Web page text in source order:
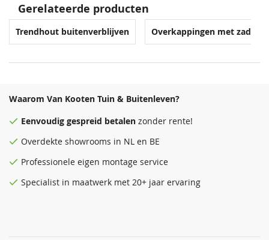
Gerelateerde producten
Trendhout buitenverblijven Overkappingen met
Waarom Van Kooten Tuin & Buitenleven?
Eenvoudig gespreid betalen zonder rente!
Overdekte showrooms in NL en BE
Professionele eigen montage service
Specialist in maatwerk met 20+ jaar ervaring